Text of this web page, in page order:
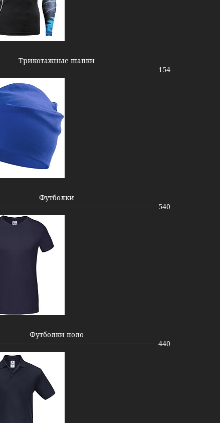
Трикотажные шапки
154
Футболки
540
Футболки поло
440